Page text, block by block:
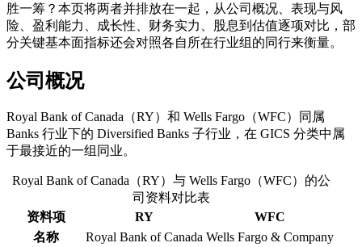
胜一筹？本页将两者并排放在一起，从公司概况、表现与风
险、盈利能力、成长性、财务实力、股息到估值逐项对比，部
分关键基本面指标还会对照各自所在行业组的同行来衡量。
公司概况
Royal Bank of Canada（RY）和 Wells Fargo（WFC）同属
Banks 行业下的 Diversified Banks 子行业，在 GICS 分类中属
于最接近的一组同业。
Royal Bank of Canada（RY）与 Wells Fargo（WFC）的公
司资料对比表
资料项
RY
WFC
名称
Royal Bank of Canada Wells Fargo & Company